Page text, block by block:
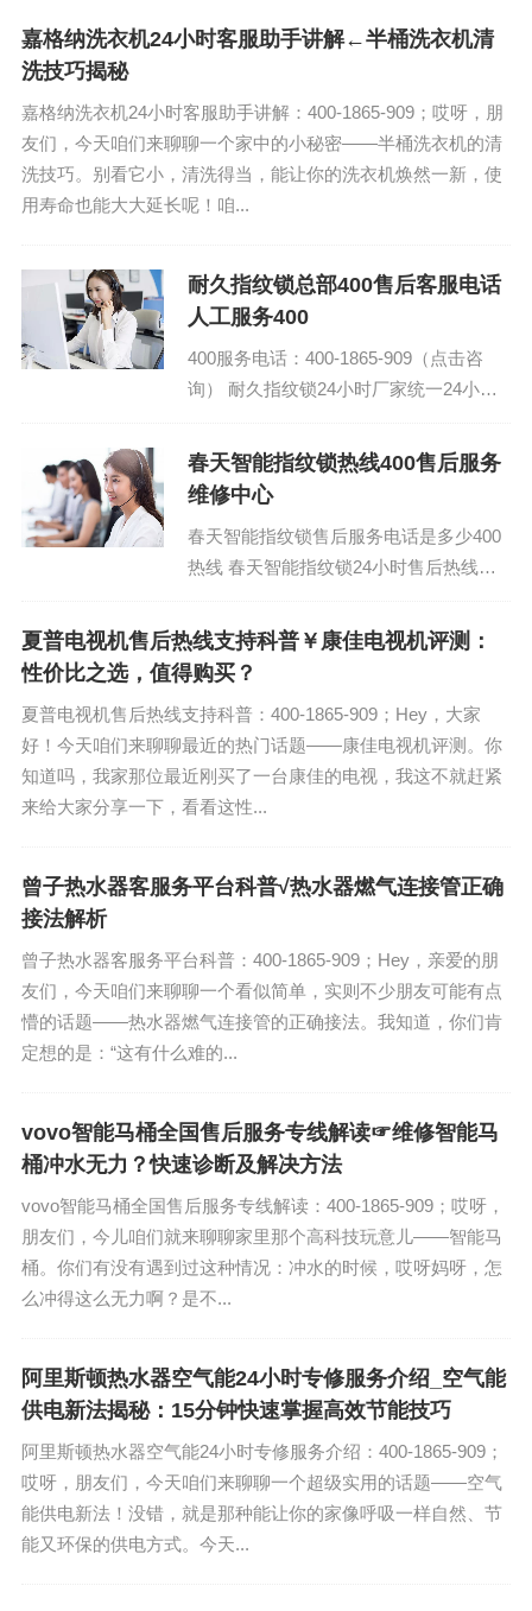
友们窝在沙发上，边嗑瓜子...
嘉格纳洗衣机24小时客服助手讲解←半桶洗衣机清
洗技巧揭秘
嘉格纳洗衣机24小时客服助手讲解：400-1865-909；哎呀，朋
友们，今天咱们来聊聊一个家中的小秘密——半桶洗衣机的清
洗技巧。别看它小，清洗得当，能让你的洗衣机焕然一新，使
用寿命也能大大延长呢！咱...
耐久指纹锁总部400售后客服电话
人工服务400
400服务电话：400-1865-909（点击咨
询） 耐久指纹锁24小时厂家统一24小时
售后受理客服中心...
春天智能指纹锁热线400售后服务
维修中心
春天智能指纹锁售后服务电话是多少400
热线 春天智能指纹锁24小时售后热线全
打）...
夏普电视机售后热线支持科普￥康佳电视机评测：
性价比之选，值得购买？
夏普电视机售后热线支持科普：400-1865-909；Hey，大家
好！今天咱们来聊聊最近的热门话题——康佳电视机评测。你
知道吗，我家那位最近刚买了一台康佳的电视，我这不就赶紧
来给大家分享一下，看看这性...
曾子热水器客服务平台科普√热水器燃气连接管正确
接法解析
曾子热水器客服务平台科普：400-1865-909；Hey，亲爱的朋
友们，今天咱们来聊聊一个看似简单，实则不少朋友可能有点
懵的话题——热水器燃气连接管的正确接法。我知道，你们肯
定想的是：“这有什么难的...
vovo智能马桶全国售后服务专线解读☞维修智能马
桶冲水无力？快速诊断及解决方法
vovo智能马桶全国售后服务专线解读：400-1865-909；哎呀，
朋友们，今儿咱们就来聊聊家里那个高科技玩意儿——智能马
桶。你们有没有遇到过这种情况：冲水的时候，哎呀妈呀，怎
么冲得这么无力啊？是不...
阿里斯顿热水器空气能24小时专修服务介绍_空气能
供电新法揭秘：15分钟快速掌握高效节能技巧
阿里斯顿热水器空气能24小时专修服务介绍：400-1865-909；
哎呀，朋友们，今天咱们来聊聊一个超级实用的话题——空气
能供电新法！没错，就是那种能让你的家像呼吸一样自然、节
能又环保的供电方式。今天...